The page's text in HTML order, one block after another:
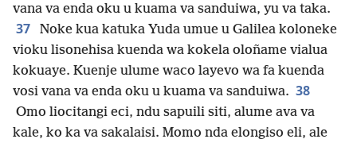
vana va enda oku u kuama va sanduiwa, yu va taka.
37
Noke kua katuka Yuda umue u Galilea koloneke
vioku lisonehisa kuenda wa kokela oloñame vialua
kokuaye. Kuenje ulume waco layevo wa fa kuenda
vosi vana va enda oku u kuama va sanduiwa. 38
Omo liocitangi eci, ndu sapuili siti, alume ava va
kale, ko ka va sakalaisi. Momo nda elongiso eli, ale